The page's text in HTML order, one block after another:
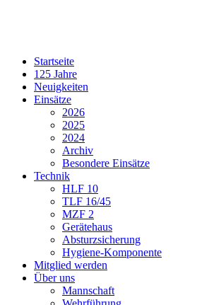
Startseite
125 Jahre
Neuigkeiten
Einsätze
2026
2025
2024
Archiv
Besondere Einsätze
Technik
HLF 10
TLF 16/45
MZF 2
Gerätehaus
Absturzsicherung
Hygiene-Komponente
Mitglied werden
Über uns
Mannschaft